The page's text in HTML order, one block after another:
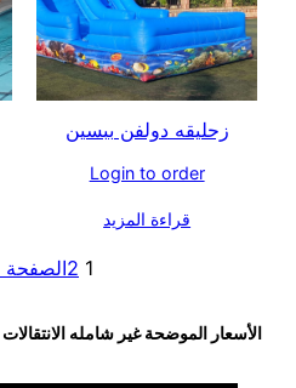
زحليقه دولفن ببسين
Login to order
قراءة المزيد
1
2الصفحة
الأسعار الموضحة غير شامله